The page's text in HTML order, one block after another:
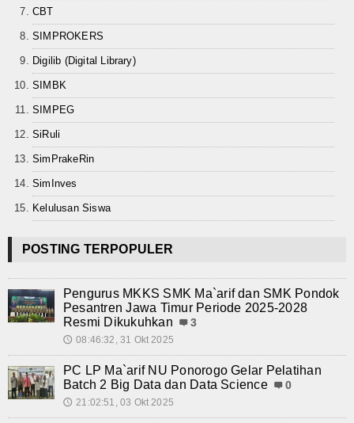
Tokoh
Khutbah
Politik
Ekonomi
Teknologi
Seni dan Budaya
Cerita Pendek
Internasional
Olahraga
Kesehatan
CBT
SIMPROKERS
Digilib (Digital Library)
SIMBK
SIMPEG
SiRuli
SimPrakeRin
SimInves
Kelulusan Siswa
POSTING TERPOPULER
Pengurus MKKS SMK Ma`arif dan SMK Pondok
Pesantren Jawa Timur Periode 2025-2028
Resmi Dikukuhkan
3
🕔 08:46:32, 31 Okt 2025
PC LP Ma`arif NU Ponorogo Gelar Pelatihan
Batch 2 Big Data dan Data Science
0
🕔 21:02:51, 03 Okt 2025